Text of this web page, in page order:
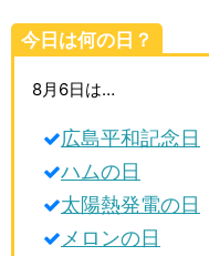
今日は何の日？
8月6日は…
広島平和記念日
ハムの日
太陽熱発電の日
メロンの日
歴史雑学
生活雑学
サイト情報